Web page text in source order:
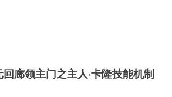
廊领主门之主人·卡隆技能机制